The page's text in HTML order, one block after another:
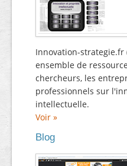
Innovation-strategie.fr
ensemble de
chercheurs, les
professionnels sur
intellectuelle.
Voir »
Blog